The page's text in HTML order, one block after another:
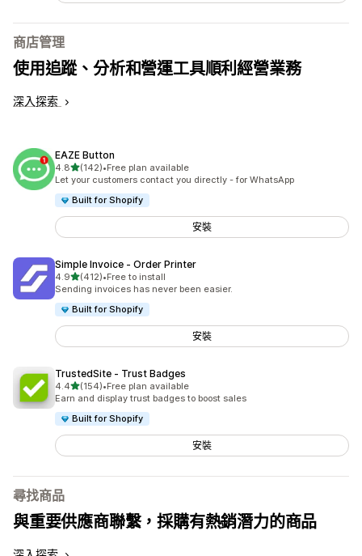
商店管理
使用追蹤、分析和營運工具順利經營業務
深入探索
EAZE Button
4.8滿分 5 顆星
(142)
共有 142 則評價
•Free plan available
Let your customers contact you directly - for WhatsApp
Built for Shopify
安裝
Simple Invoice ‑ Order Printer
4.9滿分 5 顆星
(412)
共有 412 則評價
•Free to install
Sending invoices has never been easier.
Built for Shopify
安裝
TrustedSite ‑ Trust Badges
4.4滿分 5 顆星
(154)
共有 154 則評價
•Free plan available
Earn and display trust badges to boost sales
Built for Shopify
安裝
尋找商品
與重要供應商聯繫，採購有熱銷潛力的商品